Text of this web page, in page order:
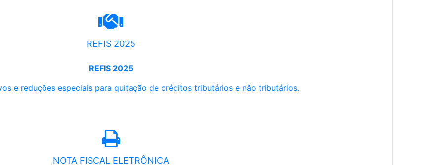
REFIS 2025
REFIS 2025
e reduções especiais para quitação de créditos tributários e não tributários.
NOTA FISCAL ELETRÔNICA